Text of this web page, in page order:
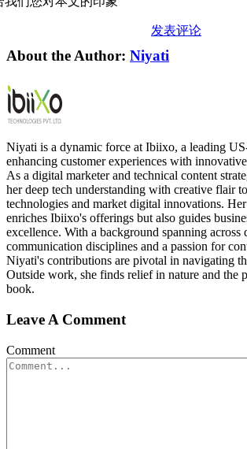
发表评论
About the Author: Niyati
Niyati is a dynamic force at Ibiixo, a leading
enhancing customer experiences with
As a digital marketer and technical content
her deep tech understanding with creative flair
technologies and market digital innovations.
enriches Ibiixo's offerings but also guides
excellence. With a background spanning across
communication disciplines and a passion for
Niyati's contributions are pivotal in navigating
Outside work, she finds relief in nature and the
book.
Leave A Comment
Comment